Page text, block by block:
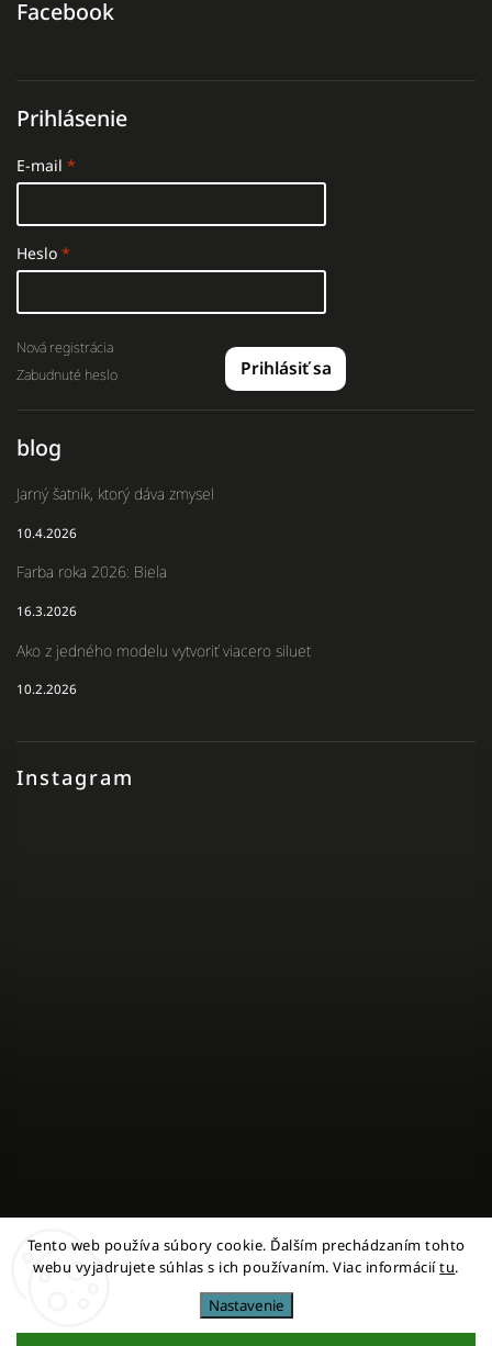
Tento web používa súbory cookie. Ďalším prechádzaním tohto
webu vyjadrujete súhlas s ich používaním. Viac informáciítu.
Nastavenie
Facebook
Instagram
Sledovať na Instagrame
Prihlásenie
E-mail
Heslo
Prihlásiť sa
Nová registrácia
Zabudnuté heslo
blog
Jarný šatník, ktorý dáva zmysel
10.4.2026
Farba roka 2026: Biela
16.3.2026
Ako z jedného modelu vytvoriť viacero siluet
10.2.2026
Copyright 2026miestni. Všetky práva vyhradené.